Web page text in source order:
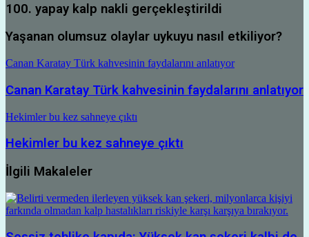
100. yapay kalp nakli gerçekleştirildi
Yaşanan olumsuz olaylar uykuyu nasıl etkiliyor?
Canan Karatay Türk kahvesinin faydalarını anlatıyor
Canan Karatay Türk kahvesinin faydalarını anlatıyor
Hekimler bu kez sahneye çıktı
Hekimler bu kez sahneye çıktı
İlgili Makaleler